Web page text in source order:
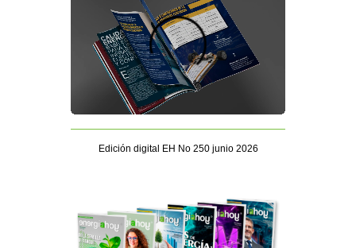
Edición digital EH No 250 junio 2026